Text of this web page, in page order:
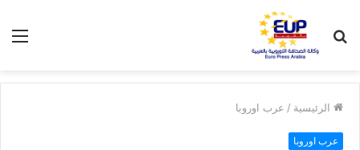
عن
الرئيسية / عرب اوروبا
عرب اوروبا